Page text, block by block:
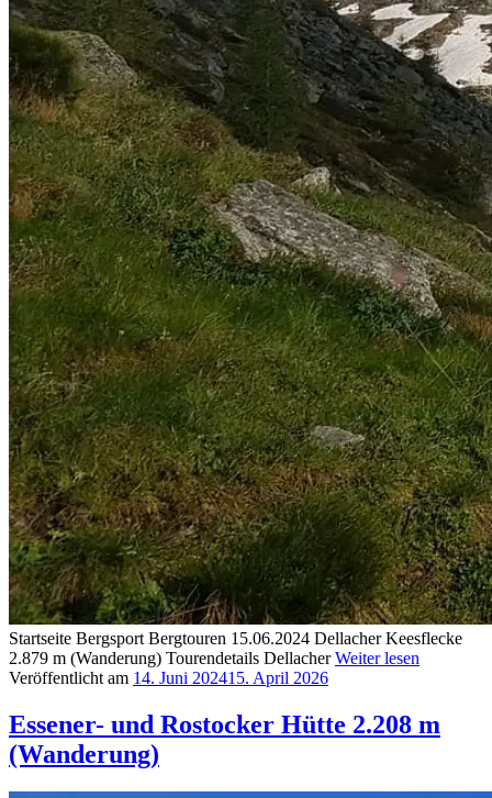
Startseite Bergsport Bergtouren 15.06.2024 Dellacher Keesflecke
2.879 m (Wanderung) Tourendetails DellacherWeiter lesen
Veröffentlicht am 14. Juni 202415. April 2026
Essener- und Rostocker Hütte 2.208 m
(Wanderung)